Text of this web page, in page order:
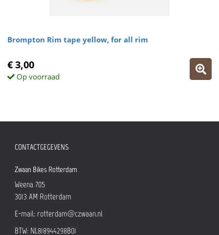
Brompton Rim tape yellow, for all rim
€ 3,00
Op voorraad
CONTACTGEGEVENS
Zwaan Bikes Rotterdam
Weena 705
3013 AM Rotterdam
E-mail: rotterdam@czwaan.nl
BTW: NL818944298B01